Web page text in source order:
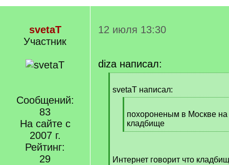
svetaT
Участник
Сообщений:
83
На сайте с
2007 г.
Рейтинг:
29
12 июля 13:30
diza написал:
q
svetaT написал:
q
]
похороненым в Москве
кладбище
[
]
Интернет говорит что